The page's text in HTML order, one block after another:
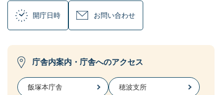
開庁日時 お問い合わせ
庁舎内案内・庁舎へのアクセス
飯塚本庁舎 穂波支所